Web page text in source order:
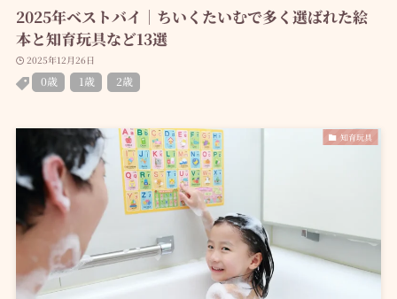
2025年ベストバイ｜ちいくたいむで多く選ばれた絵
本と知育玩具など13選
2025年12月26日
0歳 1歳 2歳
知育玩具